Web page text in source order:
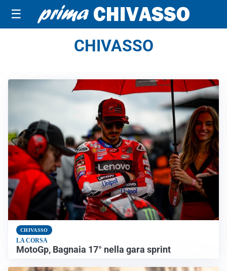
☰
CHIVASSO
CHIVASSO
LA CORSA
MotoGp, Bagnaia 17° nella gara sprint